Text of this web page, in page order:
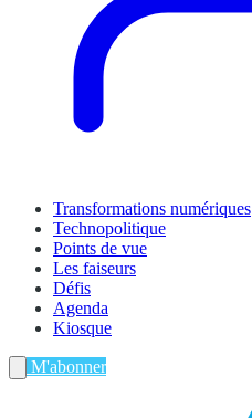
Transformations numériques
Technopolitique
Points de vue
Les faiseurs
Défis
Agenda
Kiosque
M'abonner